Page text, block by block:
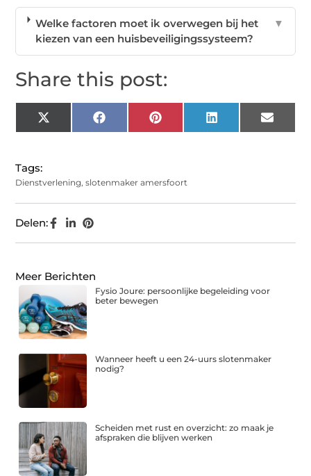
Welke factoren moet ik overwegen bij het
kiezen van een huisbeveiligingssysteem?
▼
Share this post:
X
(Twitter)
Facebook Pinterest LinkedIn Email
Tags:
Dienstverlening,slotenmaker amersfoort
Delen:
Meer Berichten
Fysio Joure: persoonlijke begeleiding voor
beter bewegen
Wanneer heeft u een 24-uurs slotenmaker
nodig?
Scheiden met rust en overzicht: zo maak je
afspraken die blijven werken